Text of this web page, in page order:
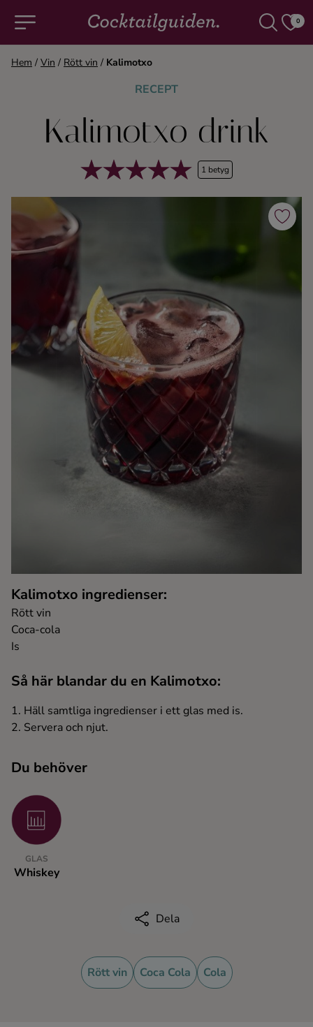
0
Alla cocktails & drinkar
Alkoholfritt
Champagne
Cocktails
Kaffe
Whisky
Hem / Vin / Rött vin / Kalimotxo
RECEPT
Kalimotxo drink
1 betyg
Kalimotxo ingredienser:
Rött vin
Coca-cola
Is
Så här blandar du en Kalimotxo:
1. Häll samtliga ingredienser i ett glas med is.
2. Servera och njut.
Du behöver
GLAS
Whiskey
Dela
Rött vin Coca Cola Cola